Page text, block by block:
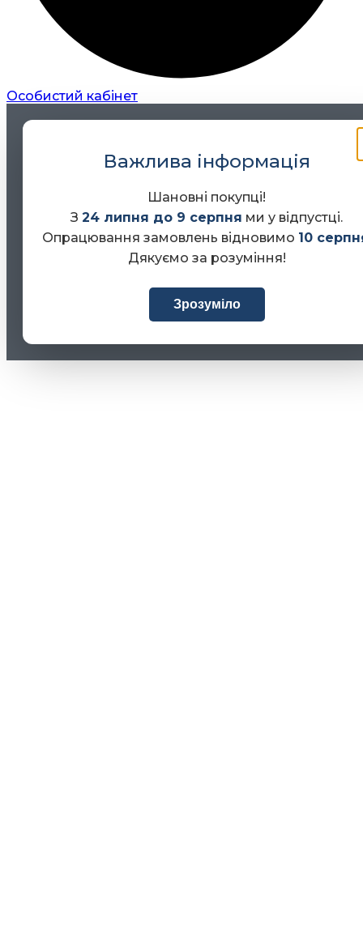
Особистий кабінет
Важлива інформація
Шановні покупці!
З24 липня до 9 серпня ми у відпустці.
Опрацювання замовлень відновимо 10
Дякуємо за розуміння!
Зрозуміло